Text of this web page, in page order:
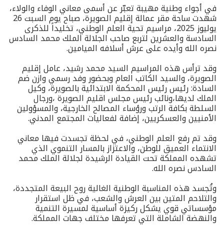
في أجواء وطنية مهيبة تعبّر عن أسمى معاني الوفاء والولاء،
شهدت ساحة مقر عمالة إقليم الصويرة، صباح يوم السبت 26
يوليوز 2025، مراسيم تحية العلم الوطني، تخليداً للذكرى
السادسة والعشرين لتربع صاحب الجلالة الملك محمد السادس
نصره الله وأيده على عرش أسلافه الميامين.
وقد ترأس هذه المراسيم السيد محمد رشيد، عامل إقليم
الصويرة، والسيد الكاتب العام وبحضور وفد رسمي وازن ضم
السادة: رئيس رئيس المحكمة الابتدائية بالصويرة، وكيل
الملك لديها،ونائب رئيس مجلس اقليم الصويرة ،ورجال
السلطة بكافة الرتب ورؤساء المصالح الخارجية، والمسؤولين
الأمنيين والعسكريين، إضافة لفعاليات المجتمع المدني.
وقد تم رفع العلم الوطني، في لحظة تجسدت فيها معاني
الانتماء العميق للوطن، والاعتزاز بالمسار التنموي الذي
تشهده المملكة تحت القيادة الرشيدة لجلالة الملك محمد
السادس نصره الله.
وتُجسد هذه المناسبة الوطنية الغالية روح البيعة المتجددة،
والتلاحم المتين بين العرش والشعب، في ظل استقرار
مؤسساتي قوي يشكل ركيزة أساسية لمسيرة التنمية
والنهضة الشاملة التي تعرفها مختلف جهات المملكة.